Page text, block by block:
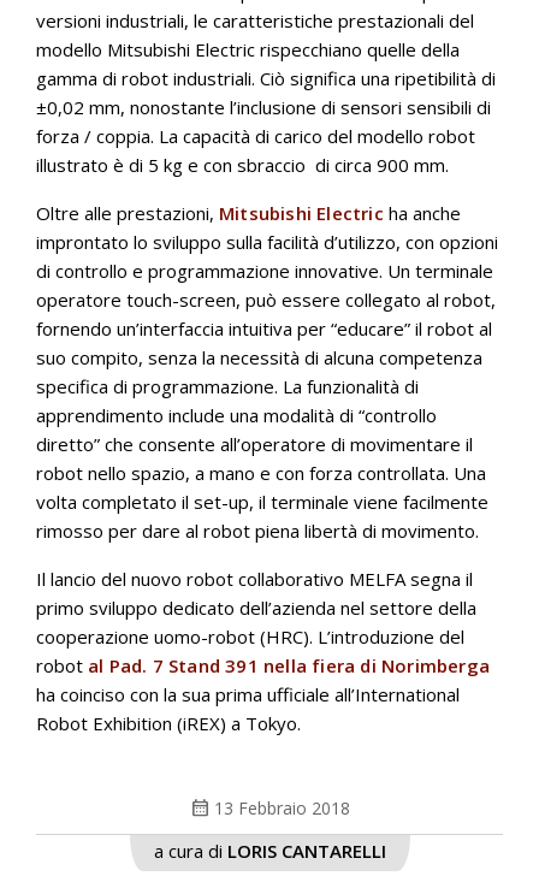
versioni industriali, le caratteristiche prestazionali del
modello Mitsubishi Electric rispecchiano quelle della
gamma di robot industriali. Ciò significa una ripetibilità di
±0,02 mm, nonostante l’inclusione di sensori sensibili di
forza / coppia. La capacità di carico del modello robot
illustrato è di 5 kg e con sbraccio di circa 900 mm.
Oltre alle prestazioni, Mitsubishi Electric ha anche
improntato lo sviluppo sulla facilità d’utilizzo, con opzioni
di controllo e programmazione innovative. Un terminale
operatore touch-screen, può essere collegato al robot,
fornendo un’interfaccia intuitiva per “educare” il robot al
suo compito, senza la necessità di alcuna competenza
specifica di programmazione. La funzionalità di
apprendimento include una modalità di “controllo
diretto” che consente all’operatore di movimentare il
robot nello spazio, a mano e con forza controllata. Una
volta completato il set-up, il terminale viene facilmente
rimosso per dare al robot piena libertà di movimento.
Il lancio del nuovo robot collaborativo MELFA segna il
primo sviluppo dedicato dell’azienda nel settore della
cooperazione uomo-robot (HRC). L’introduzione del
robot al Pad. 7 Stand 391 nella fiera di Norimberga
ha coinciso con la sua prima ufficiale all’International
Robot Exhibition (iREX) a Tokyo.
calendar_month 13 Febbraio 2018
a cura di LORIS CANTARELLI